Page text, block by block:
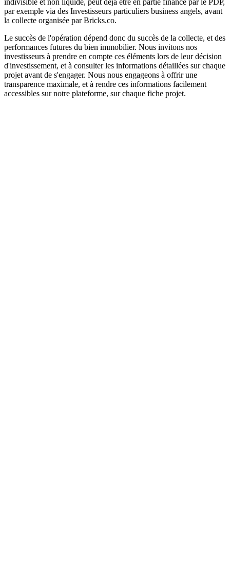
par exemple via des Investisseurs particuliers business angels, avant
la collecte organisée par Bricks.co.
Le succès de l'opération dépend donc du succès de la collecte, et des
performances futures du bien immobilier. Nous invitons nos
investisseurs à prendre en compte ces éléments lors de leur décision
d'investissement, et à consulter les informations détaillées sur chaque
projet avant de s'engager. Nous nous engageons à offrir une
transparence maximale, et à rendre ces informations facilement
accessibles sur notre plateforme, sur chaque fiche projet.